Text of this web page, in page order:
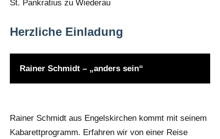
St. Pankratius zu Wiederau
Herzliche Einladung
Rainer Schmidt – „anders sein“
Rainer Schmidt aus Engelskirchen kommt mit seinem
Kabarettprogramm. Erfahren wir von einer Reise